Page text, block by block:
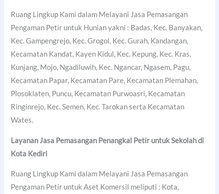
Ruang Lingkup Kami dalam Melayani Jasa Pemasangan
Pengaman Petir untuk Hunian yakni : Badas, Kec. Banyakan,
Kec. Gampengrejo, Kec. Grogol, Kec. Gurah, Kandangan,
Kecamatan Kandat, Kayen Kidul, Kec. Kepung, Kec. Kras,
Kunjang, Mojo, Ngadiluwih, Kec. Ngancar, Ngasem, Pagu,
Kecamatan Papar, Kecamatan Pare, Kecamatan Plemahan,
Plosoklaten, Puncu, Kecamatan Purwoasri, Kecamatan
Ringinrejo, Kec. Semen, Kec. Tarokan serta Kecamatan
Wates.
Layanan Jasa Pemasangan Penangkal Petir untuk Sekolah di
Kota Kediri
Ruang Lingkup Kami dalam Melayani Jasa Pemasangan
Pengaman Petir untuk Aset Komersil meliputi : Kota,